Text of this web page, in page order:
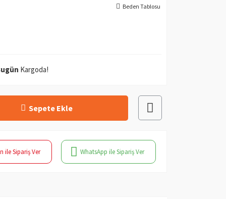
Sepete Ekle
Beden Tablosu
Kargoda!
ile Sipariş Ver WhatsApp ile Sipariş Ver